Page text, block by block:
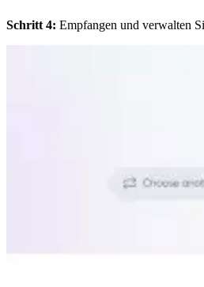
Schritt 4: Empfangen und verwalten